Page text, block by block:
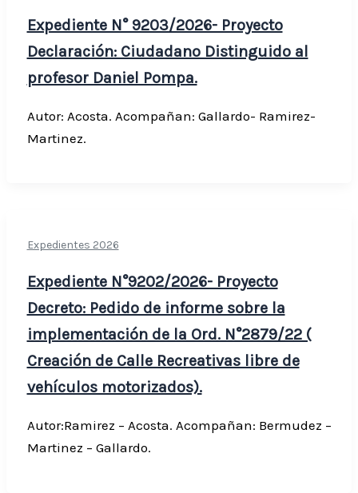
Expediente N° 9203/2026- Proyecto
Declaración: Ciudadano Distinguido al
profesor Daniel Pompa.
Autor: Acosta. Acompañan: Gallardo- Ramirez-
Martinez.
Expedientes 2026
Expediente N°9202/2026- Proyecto
Decreto: Pedido de informe sobre la
implementación de la Ord. N°2879/22 (
Creación de Calle Recreativas libre de
vehículos motorizados).
Autor:Ramirez – Acosta. Acompañan: Bermudez –
Martinez – Gallardo.